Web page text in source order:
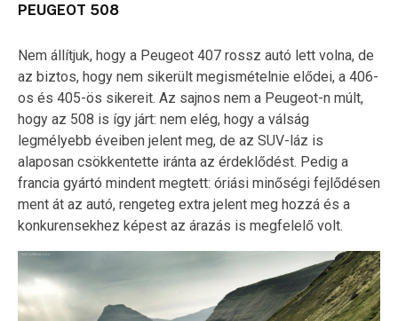
PEUGEOT 508
Nem állítjuk, hogy a Peugeot 407 rossz autó lett volna, de
az biztos, hogy nem sikerült megismételnie elődei, a 406-
os és 405-ös sikereit. Az sajnos nem a Peugeot-n múlt,
hogy az 508 is így járt: nem elég, hogy a válság
legmélyebb éveiben jelent meg, de az SUV-láz is
alaposan csökkentette iránta az érdeklődést. Pedig a
francia gyártó mindent megtett: óriási minőségi fejlődésen
ment át az autó, rengeteg extra jelent meg hozzá és a
konkurensekhez képest az árazás is megfelelő volt.